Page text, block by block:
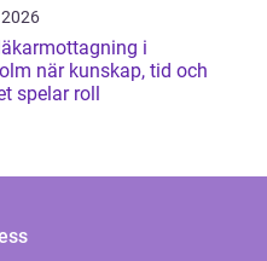
i
tid och
spelar roll